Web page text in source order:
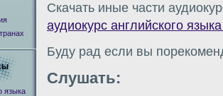
Скачать иные части
аудиокурс английского
Буду рад если вы
Слушать:
языка